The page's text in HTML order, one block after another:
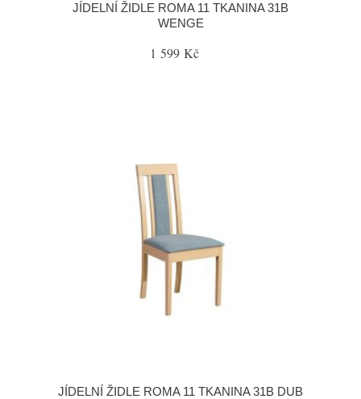
JÍDELNÍ ŽIDLE ROMA 11 TKANINA 31B
WENGE
1 599 Kč
JÍDELNÍ ŽIDLE ROMA 11 TKANINA 31B DUB